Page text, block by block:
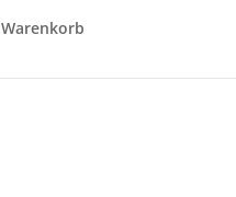
Warenkorb